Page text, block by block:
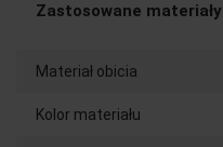
Zastosowane materiały
Materiał obicia
Kolor materiału